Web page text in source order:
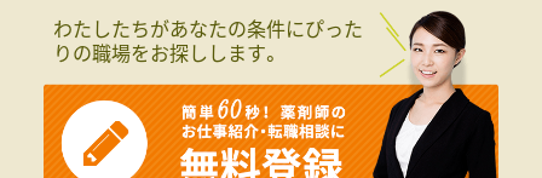
育休取得・復帰率100％、平均残業時間7ｈ/月、離職率5％など従
業員満足度は非常に高いです。
■ボトムアップ・地域連携・ライフワークバランスを実現してい
る結果、「優良企業ガイド 2018」にて奈良県1位を獲得！
わたしたちがあなたの条件にぴった
りの職場をお探しします。